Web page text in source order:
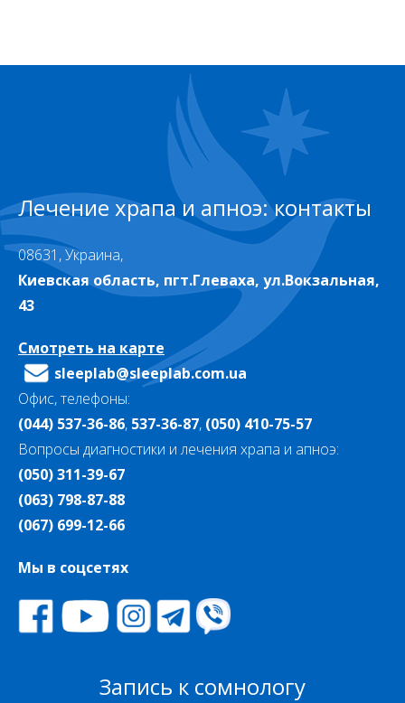
Лечение храпа и апноэ: контакты
08631, Украина,
Киевская область, пгт.Глеваха, ул.Вокзальная,
43
Смотреть на карте
sleeplab@sleeplab.com.ua
Офис, телефоны:
(044) 537-36-86, 537-36-87, (050) 410-75-57
Вопросы диагностики и лечения храпа и апноэ:
(050) 311-39-67
(063) 798-87-88
(067) 699-12-66
Мы в соцсетях
Запись к сомнологу